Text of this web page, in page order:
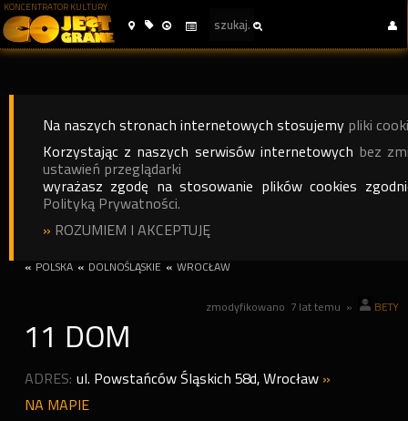
KONCENTRATOR KULTURY
Na naszych stronach internetowych stosujemy pliki
Korzystając z naszych serwisów internetowych bez
ustawień przeglądarki
wyrażasz zgodę na stosowanie plików cookies
Polityką Prywatności.
» ROZUMIEM I AKCEPTUJĘ
« POLSKA « DOLNOŚLĄSKIE « WROCŁAW
zmodyfikowano 7 lat temu » BETY
11 DOM
ADRES: ul. Powstańców Śląskich 58d,Wrocław »
NA MAPIE